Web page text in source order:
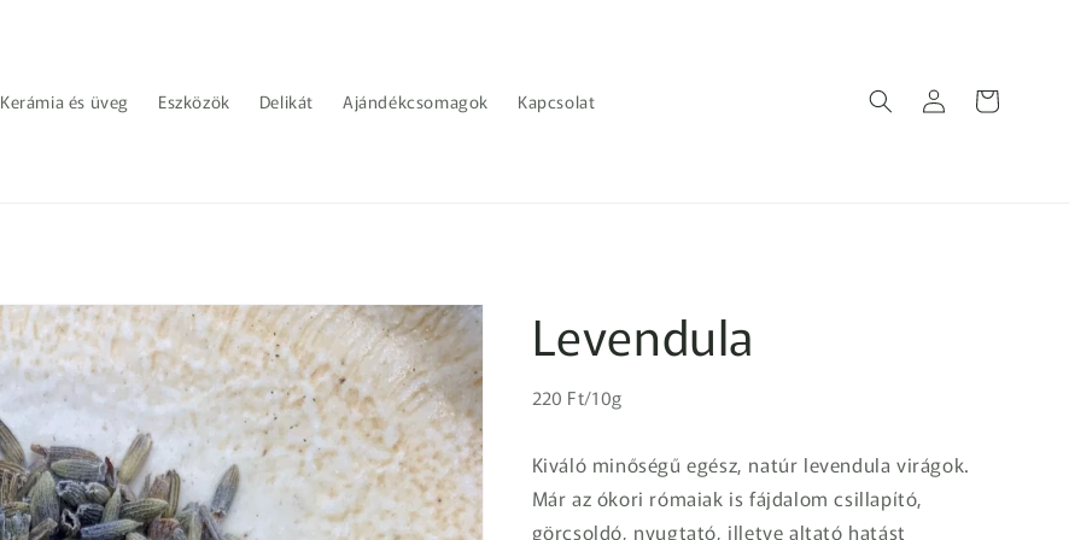
Kerámia és üveg Eszközök Delikát Ajándékcsomagok Kapcsolat BejelentkezésKosár
Levendula
Normál
Egységár
220 Ft/10g
Kiváló minőségű egész, natúr levendula virágok.
Már az ókori rómaiak is fájdalom csillapító,
görcsoldó, nyugtató, illetve altató hatást